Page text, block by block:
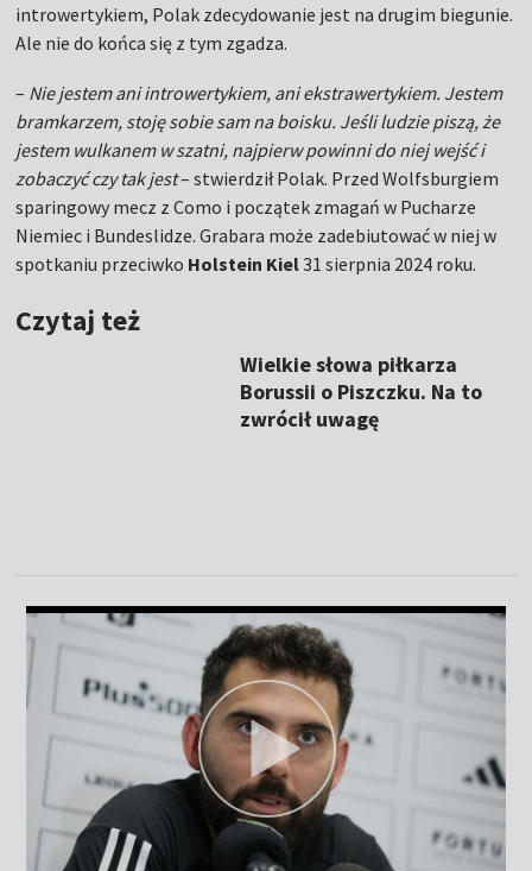
introwertykiem, Polak zdecydowanie jest na drugim biegunie.
Ale nie do końca się z tym zgadza.
– Nie jestem ani introwertykiem, ani ekstrawertykiem. Jestem
bramkarzem, stoję sobie sam na boisku. Jeśli ludzie piszą, że
jestem wulkanem w szatni, najpierw powinni do niej wejść i
zobaczyć czy tak jest– stwierdził Polak. Przed Wolfsburgiem
sparingowy mecz z Como i początek zmagań w Pucharze
Niemiec i Bundeslidze. Grabara może zadebiutować w niej w
spotkaniu przeciwko Holstein Kiel31 sierpnia 2024 roku.
Czytaj też
Wielkie słowa piłkarza
Borussii o Piszczku. Na to
zwrócił uwagę